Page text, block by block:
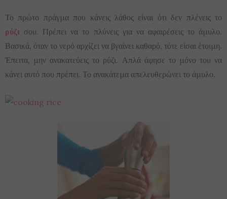
Το πρώτο πράγμα που κάνεις λάθος είναι ότι δεν πλένεις το
ρύζι σου. Πρέπει να το πλύνεις για να αφαιρέσεις το άμυλο.
Βασικά, όταν το νερό αρχίζει να βγαίνει καθαρό, τότε είσαι έτοιμη.
Έπειτα, μην ανακατεύεις το ρύζι. Απλά άφησε το μόνο του να
κάνει αυτό που πρέπει. Το ανακάτεμα απελευθερώνει το άμυλο.